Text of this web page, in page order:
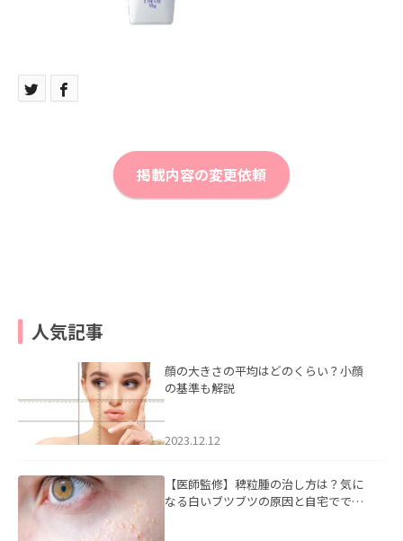
掲載内容の変更依頼
人気記事
顔の大きさの平均はどのくらい？小顔
の基準も解説
2023.12.12
【医師監修】稗粒腫の治し方は？気に
なる白いブツブツの原因と自宅ででき